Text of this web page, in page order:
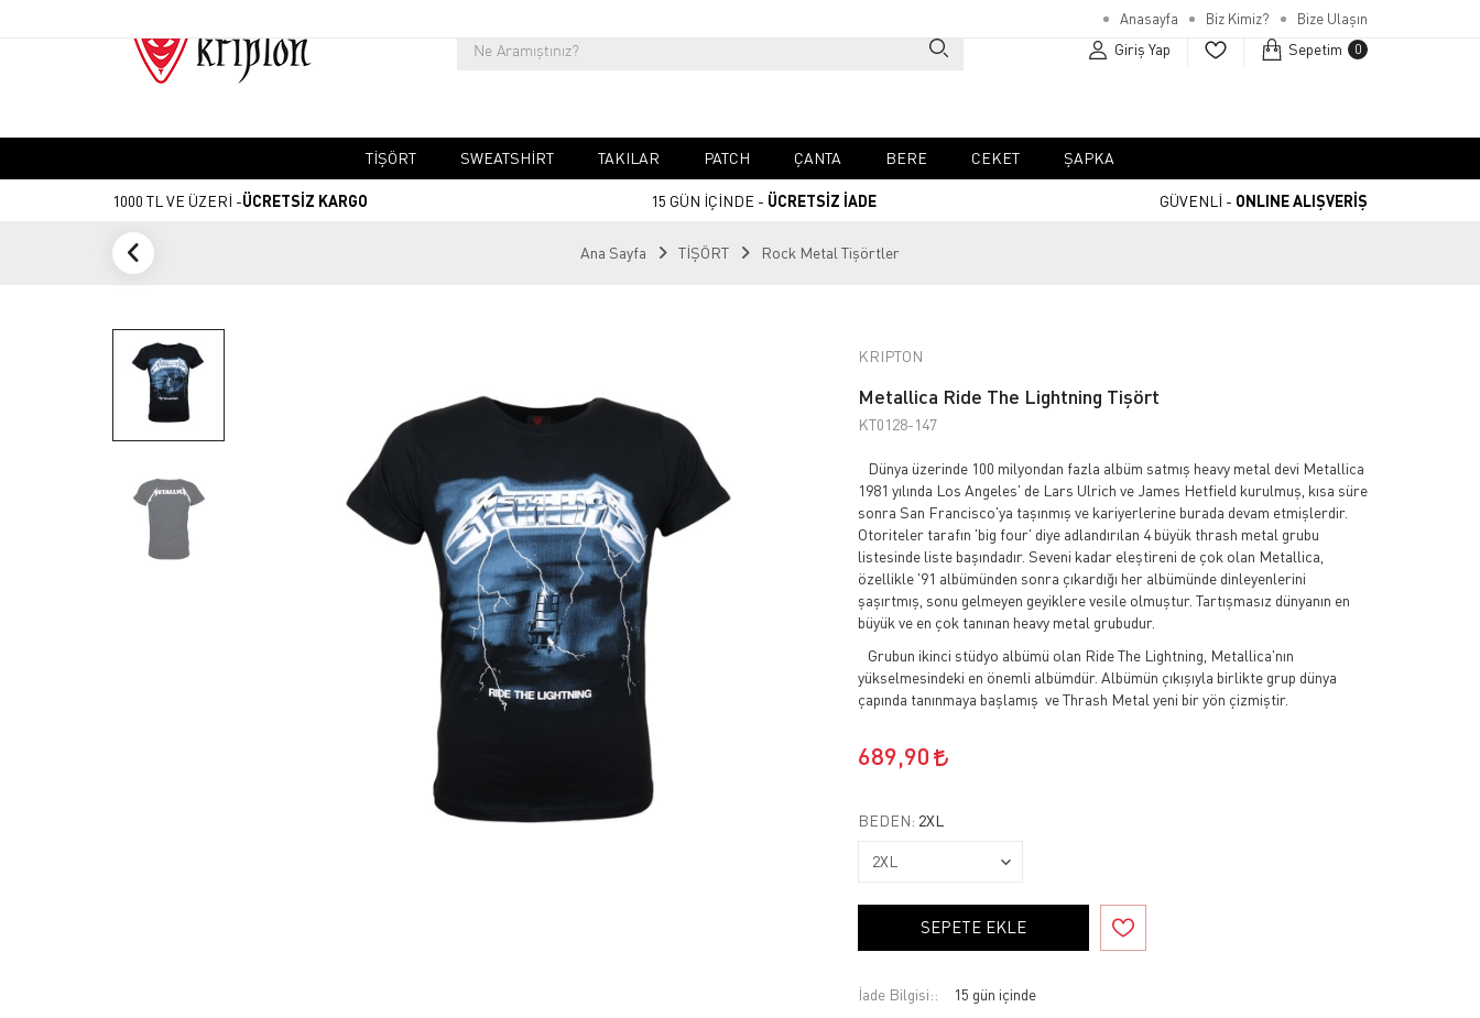
Anasayfa Biz Kimiz? Bize Ulaşın
Giriş Yap Sepetim 0
TIŞÖRT SWEATSHIRT TAKILAR PATCH ÇANTA BERE CEKET ŞAPKA
1000 TL VE ÜZERİ -ÜCRETSİZ KARGO 15 GÜN İÇİNDE - ÜCRETSİZ İADE GÜVENLİ - ONLINE ALIŞVERİŞ
Ana Sayfa TİŞÖRT Rock Metal Tişörtler
KRIPTON
Metallica Ride The Lightning Tişört
KT0128-147
Dünya üzerinde 100 milyondan fazla albüm satmış heavy metal devi Metallica
1981 yılında Los Angeles' de Lars Ulrich ve James Hetfield kurulmuş, kısa süre
sonra San Francisco'ya taşınmış ve kariyerlerine burada devam etmişlerdir.
Otoriteler tarafın 'big four' diye adlandırılan 4 büyük thrash metal grubu
listesinde liste başındadır. Seveni kadar eleştireni de çok olan Metallica,
özellikle '91 albümünden sonra çıkardığı her albümünde dinleyenlerini
şaşırtmış, sonu gelmeyen geyiklere vesile olmuştur. Tartışmasız dünyanın en
büyük ve en çok tanınan heavy metal grubudur.
Grubun ikinci stüdyo albümü olan Ride The Lightning, Metallica'nın
yükselmesindeki en önemli albümdür. Albümün çıkışıyla birlikte grup dünya
çapında tanınmaya başlamış ve Thrash Metal yeni bir yön çizmiştir.
689,90
BEDEN: 2XL
SEPETE EKLE
İade Bilgisi: